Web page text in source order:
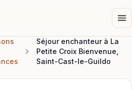
Séjour enchanteur à La
Petite Croix Bienvenue,
Saint-Cast-le-Guildo